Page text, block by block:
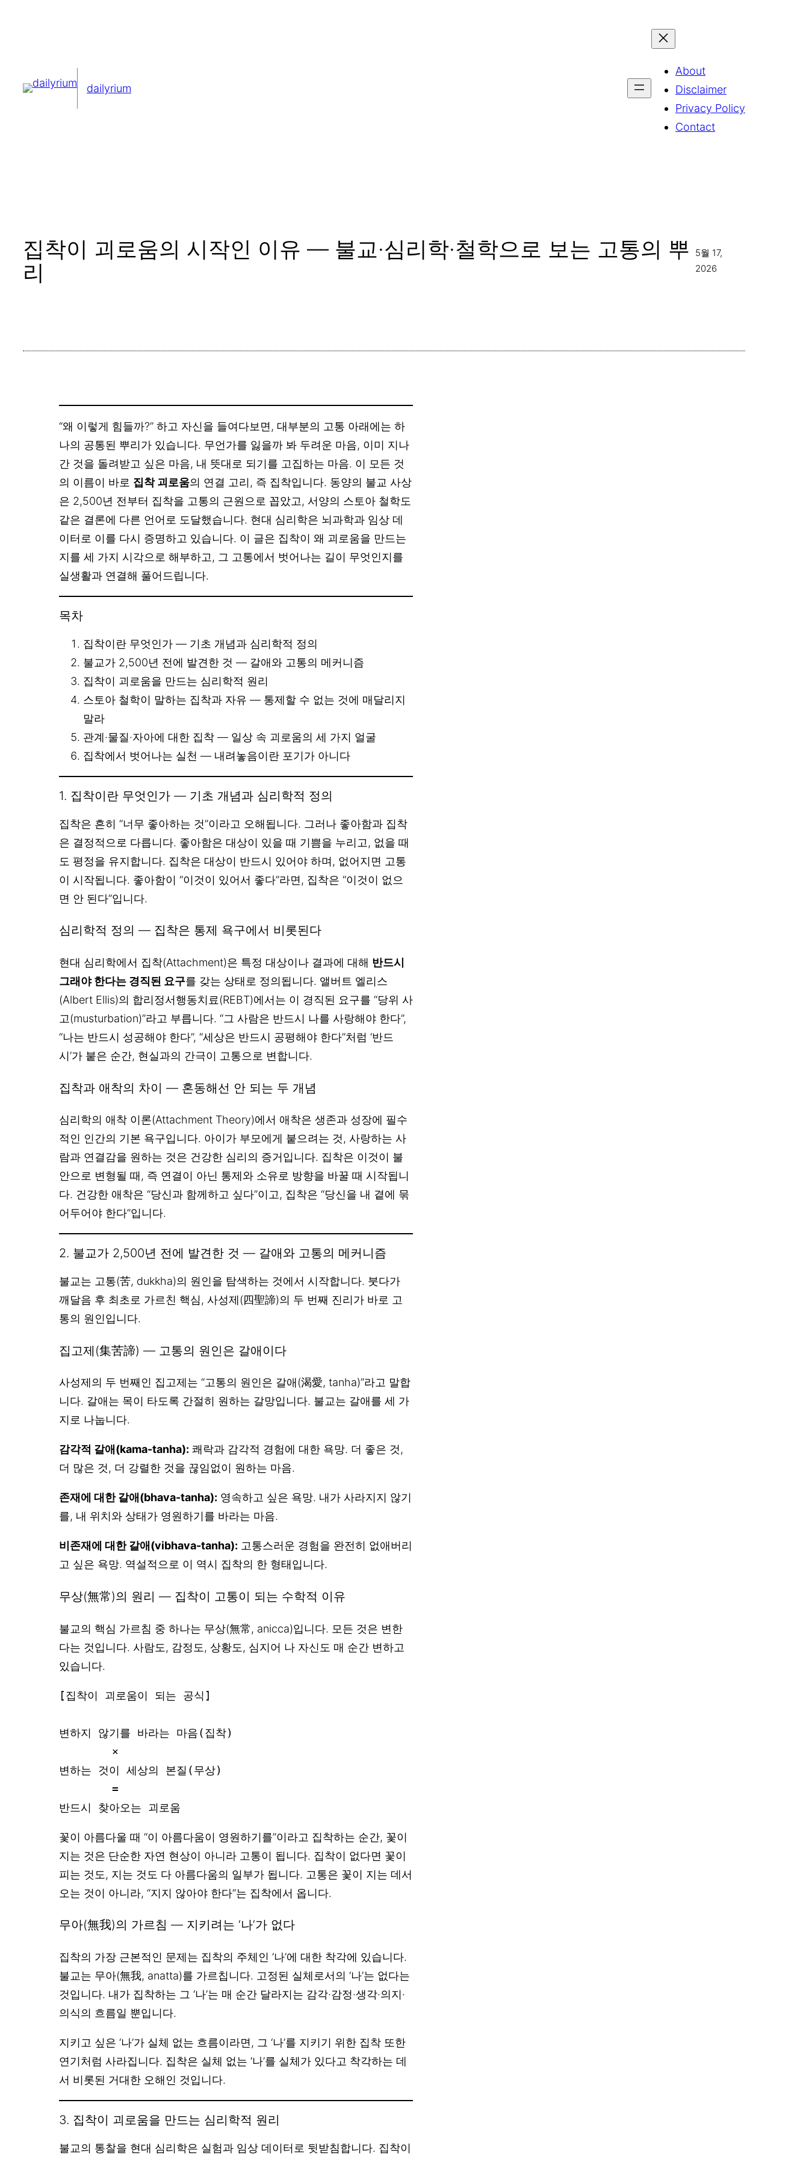
dailyrium
About
Disclaimer
Privacy Policy
Contact
집착이 괴로움의 시작인 이유 — 불교·심리학·철학으로 보는 고통의 뿌
리
5월 17,
2026
“왜 이렇게 힘들까?” 하고 자신을 들여다보면, 대부분의 고통 아래에는 하
나의 공통된 뿌리가 있습니다. 무언가를 잃을까 봐 두려운 마음, 이미 지나
간 것을 돌려받고 싶은 마음, 내 뜻대로 되기를 고집하는 마음. 이 모든 것
의 이름이 바로 집착 괴로움의 연결 고리, 즉 집착입니다. 동양의 불교 사상
은 2,500년 전부터 집착을 고통의 근원으로 꼽았고, 서양의 스토아 철학도
같은 결론에 다른 언어로 도달했습니다. 현대 심리학은 뇌과학과 임상 데
이터로 이를 다시 증명하고 있습니다. 이 글은 집착이 왜 괴로움을 만드는
지를 세 가지 시각으로 해부하고, 그 고통에서 벗어나는 길이 무엇인지를
실생활과 연결해 풀어드립니다.
목차
집착이란 무엇인가 — 기초 개념과 심리학적 정의
불교가 2,500년 전에 발견한 것 — 갈애와 고통의 메커니즘
집착이 괴로움을 만드는 심리학적 원리
스토아 철학이 말하는 집착과 자유 — 통제할 수 없는 것에 매달리지
말라
관계·물질·자아에 대한 집착 — 일상 속 괴로움의 세 가지 얼굴
집착에서 벗어나는 실천 — 내려놓음이란 포기가 아니다
1. 집착이란 무엇인가 — 기초 개념과 심리학적 정의
집착은 흔히 “너무 좋아하는 것”이라고 오해됩니다. 그러나 좋아함과 집착
은 결정적으로 다릅니다. 좋아함은 대상이 있을 때 기쁨을 누리고, 없을 때
도 평정을 유지합니다. 집착은 대상이 반드시 있어야 하며, 없어지면 고통
이 시작됩니다. 좋아함이 “이것이 있어서 좋다”라면, 집착은 “이것이 없으
면 안 된다”입니다.
심리학적 정의 — 집착은 통제 욕구에서 비롯된다
현대 심리학에서 집착(Attachment)은 특정 대상이나 결과에 대해 반드시
그래야 한다는 경직된 요구를 갖는 상태로 정의됩니다. 앨버트 엘리스
(Albert Ellis)의 합리정서행동치료(REBT)에서는 이 경직된 요구를 “당위 사
고(musturbation)”라고 부릅니다. “그 사람은 반드시 나를 사랑해야 한다”,
“나는 반드시 성공해야 한다”, “세상은 반드시 공평해야 한다”처럼 ‘반드
시’가 붙은 순간, 현실과의 간극이 고통으로 변합니다.
집착과 애착의 차이 — 혼동해선 안 되는 두 개념
심리학의 애착 이론(Attachment Theory)에서 애착은 생존과 성장에 필수
적인 인간의 기본 욕구입니다. 아이가 부모에게 붙으려는 것, 사랑하는 사
람과 연결감을 원하는 것은 건강한 심리의 증거입니다. 집착은 이것이 불
안으로 변형될 때, 즉 연결이 아닌 통제와 소유로 방향을 바꿀 때 시작됩니
다. 건강한 애착은 “당신과 함께하고 싶다”이고, 집착은 “당신을 내 곁에 묶
어두어야 한다”입니다.
2. 불교가 2,500년 전에 발견한 것 — 갈애와 고통의 메커니즘
불교는 고통(苦, dukkha)의 원인을 탐색하는 것에서 시작합니다. 붓다가
깨달음 후 최초로 가르친 핵심, 사성제(四聖諦)의 두 번째 진리가 바로 고
통의 원인입니다.
집고제(集苦諦) — 고통의 원인은 갈애이다
사성제의 두 번째인 집고제는 “고통의 원인은 갈애(渴愛, tanha)”라고 말합
니다. 갈애는 목이 타도록 간절히 원하는 갈망입니다. 불교는 갈애를 세 가
지로 나눕니다.
감각적 갈애(kama-tanha): 쾌락과 감각적 경험에 대한 욕망. 더 좋은 것,
더 많은 것, 더 강렬한 것을 끊임없이 원하는 마음.
존재에 대한 갈애(bhava-tanha): 영속하고 싶은 욕망. 내가 사라지지 않기
를, 내 위치와 상태가 영원하기를 바라는 마음.
비존재에 대한 갈애(vibhava-tanha): 고통스러운 경험을 완전히 없애버리
고 싶은 욕망. 역설적으로 이 역시 집착의 한 형태입니다.
무상(無常)의 원리 — 집착이 고통이 되는 수학적 이유
불교의 핵심 가르침 중 하나는 무상(無常, anicca)입니다. 모든 것은 변한
다는 것입니다. 사람도, 감정도, 상황도, 심지어 나 자신도 매 순간 변하고
있습니다.
[집착이 괴로움이 되는 공식]
변하지 않기를 바라는 마음(집착)
변하는 것이 세상의 본질(무상)
반드시 찾아오는 괴로움
꽃이 아름다울 때 “이 아름다움이 영원하기를”이라고 집착하는 순간, 꽃이
지는 것은 단순한 자연 현상이 아니라 고통이 됩니다. 집착이 없다면 꽃이
피는 것도, 지는 것도 다 아름다움의 일부가 됩니다. 고통은 꽃이 지는 데서
오는 것이 아니라, “지지 않아야 한다”는 집착에서 옵니다.
무아(無我)의 가르침 — 지키려는 ‘나’가 없다
집착의 가장 근본적인 문제는 집착의 주체인 ‘나’에 대한 착각에 있습니다.
불교는 무아(無我, anatta)를 가르칩니다. 고정된 실체로서의 ‘나’는 없다는
것입니다. 내가 집착하는 그 ‘나’는 매 순간 달라지는 감각·감정·생각·의지·
의식의 흐름일 뿐입니다.
지키고 싶은 ‘나’가 실체 없는 흐름이라면, 그 ‘나’를 지키기 위한 집착 또한
연기처럼 사라집니다. 집착은 실체 없는 ‘나’를 실체가 있다고 착각하는 데
서 비롯된 거대한 오해인 것입니다.
3. 집착이 괴로움을 만드는 심리학적 원리
불교의 통찰을 현대 심리학은 실험과 임상 데이터로 뒷받침합니다. 집착이